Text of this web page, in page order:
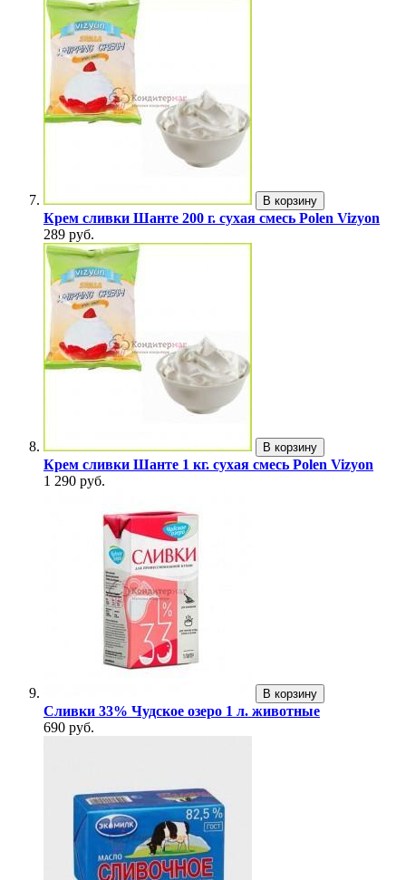
В корзину
Крем сливки Шанте 200 г. сухая смесь Polen Vizyon
289 руб.
В корзину
Крем сливки Шанте 1 кг. сухая смесь Polen Vizyon
1 290 руб.
В корзину
Сливки 33% Чудское озеро 1 л. животные
690 руб.